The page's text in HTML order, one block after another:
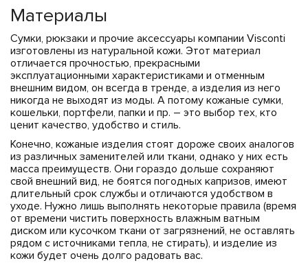
Материалы
Сумки, рюкзаки и прочие аксессуары компании Visconti
изготовлены из натуральной кожи. Этот материал
отличается прочностью, прекрасными
эксплуатационными характеристиками и отменным
внешним видом, он всегда в тренде, а изделия из него
никогда не выходят из моды. А потому кожаные сумки,
кошельки, портфели, папки и пр. – это выбор тех, кто
ценит качество, удобство и стиль.
Конечно, кожаные изделия стоят дороже своих аналогов
из различных заменителей или ткани, однако у них есть
масса преимуществ. Они гораздо дольше сохраняют
свой внешний вид, не боятся погодных капризов, имеют
длительный срок службы и отличаются удобством в
уходе. Нужно лишь выполнять некоторые правила (время
от времени чистить поверхность влажным ватным
диском или кусочком ткани от загрязнений, не оставлять
рядом с источниками тепла, не стирать), и изделие из
кожи будет очень долго радовать вас.